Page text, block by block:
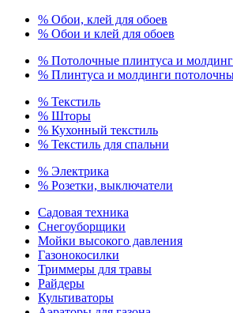
% Обои, клей для обоев
% Обои и клей для обоев
% Потолочные плинтуса и
% Плинтуса и молдинги
% Текстиль
% Шторы
% Кухонный текстиль
% Текстиль для спальни
% Электрика
% Розетки, выключатели
Садовая техника
Снегоуборщики
Мойки высокого давления
Газонокосилки
Триммеры для травы
Райдеры
Культиваторы